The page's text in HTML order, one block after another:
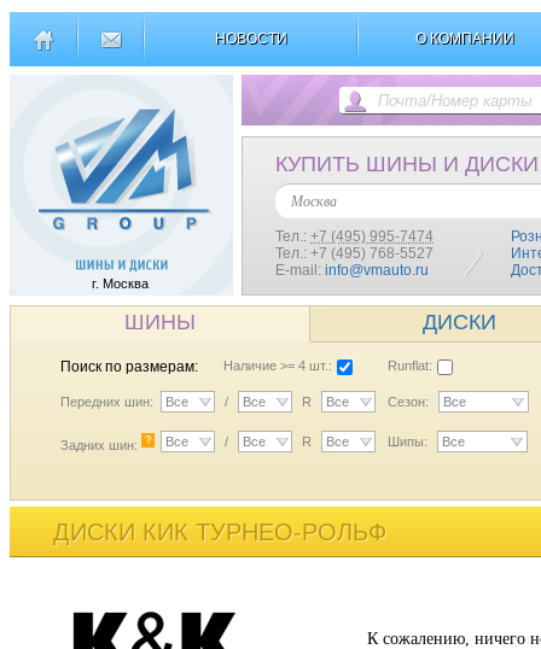
НОВОСТИ О КОМПАНИИ
г. Москва
КУПИТЬ ШИНЫ И ДИСКИ
Москва
Тел.: +7 (495) 995-7474
Тел.: +7 (495) 768-5527
E-mail: info@vmauto.ru
ШИНЫ ДИСКИ
Поиск по размерам: Наличие >= 4 шт.: Runflat:
Передних шин: Все / Все R Все Сезон: Все
Задних шин: ? Все / Все R Все Шипы: Все
ДИСКИ КИК ТУРНЕО-РОЛЬФ
К сожалению, ничего